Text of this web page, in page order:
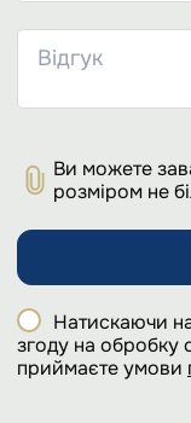
Ви можете
розміром не
Натискаючи
згоду на обробку
приймаєте умови